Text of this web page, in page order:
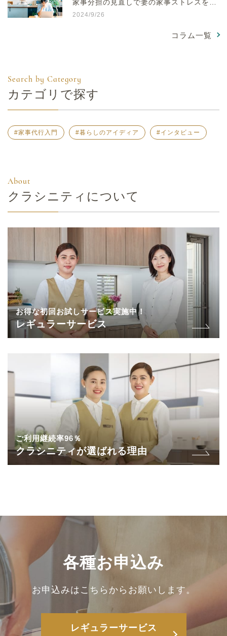
家事分担の見直しで妻の家事ストレスを減
らそう
2024/9/26
コラム一覧
カテゴリで探す
#家事代行入門 #暮らしのアイディア #インタビュー
クラシニティについて
お得な初回お試しサービス実施中！
レギュラーサービス
ご利用継続率96％
クラシニティが選ばれる理由
各種お申込み
お申込みはこちらからお願いします。
レギュラーサービス